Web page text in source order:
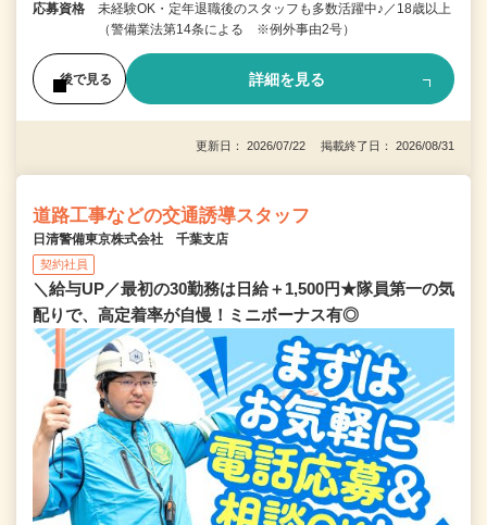
応募資格
未経験OK・定年退職後のスタッフも多数活躍中♪／18歳以上
（警備業法第14条による ※例外事由2号）
後で見る 詳細を見る
更新日： 2026/07/22 掲載終了日： 2026/08/31
道路工事などの交通誘導スタッフ
日清警備東京株式会社 千葉支店
契約社員
＼給与UP／最初の30勤務は日給＋1,500円★隊員第一の気
配りで、高定着率が自慢！ミニボーナス有◎